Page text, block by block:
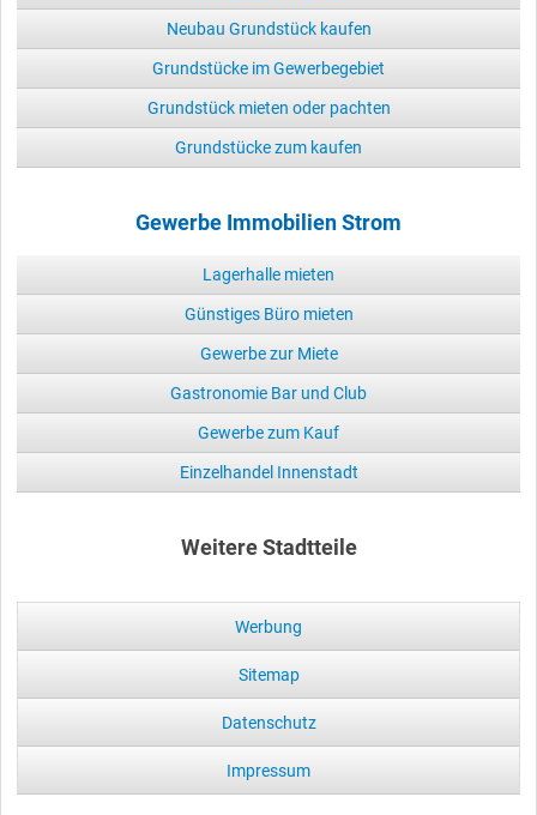
Neubau Grundstück kaufen
Grundstücke im Gewerbegebiet
Grundstück mieten oder pachten
Grundstücke zum kaufen
Gewerbe Immobilien Strom
Lagerhalle mieten
Günstiges Büro mieten
Gewerbe zur Miete
Gastronomie Bar und Club
Gewerbe zum Kauf
Einzelhandel Innenstadt
Weitere Stadtteile
Werbung
Sitemap
Datenschutz
Impressum